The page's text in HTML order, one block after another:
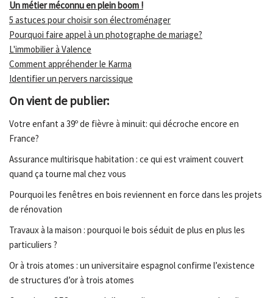
Un métier méconnu en plein boom !
5 astuces pour choisir son électroménager
Pourquoi faire appel à un photographe de mariage?
L'immobilier à Valence
Comment appréhender le Karma
Identifier un pervers narcissique
On vient de publier:
Votre enfant a 39º de fièvre à minuit: qui décroche encore en
France?
Assurance multirisque habitation : ce qui est vraiment couvert
quand ça tourne mal chez vous
Pourquoi les fenêtres en bois reviennent en force dans les projets
de rénovation
Travaux à la maison : pourquoi le bois séduit de plus en plus les
particuliers ?
Or à trois atomes : un universitaire espagnol confirme l’existence
de structures d’or à trois atomes